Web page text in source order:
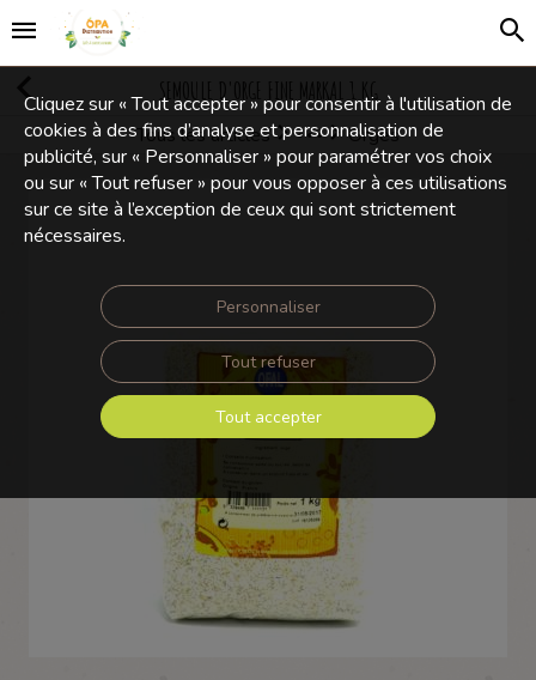
SEMOULE D'ORGE FINE MARKAL 1 KG
Tous les articles
Légumes secs, céréales
Orges
Cliquez sur « Tout accepter » pour consentir à l'utilisation de
cookies à des fins d’analyse et personnalisation de
publicité, sur « Personnaliser » pour paramétrer vos choix
ou sur « Tout refuser » pour vous opposer à ces utilisations
sur ce site à l’exception de ceux qui sont strictement
nécessaires.
Personnaliser
Tout refuser
Tout accepter